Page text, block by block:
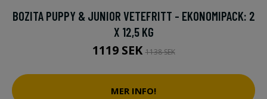
BOZITA PUPPY & JUNIOR VETEFRITT - EKONOMIPACK: 2
X 12,5 KG
1119 SEK1138 SEK
MER INFO!